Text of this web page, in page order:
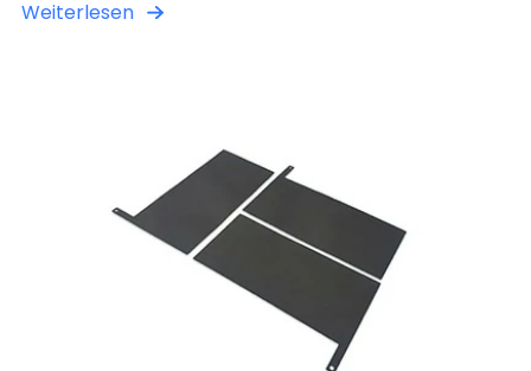
Weiterlesen